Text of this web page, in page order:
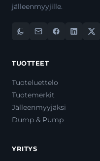
jälleenmyyjille.
TUOTTEET
Tuoteluettelo
Tuotemerkit
Jälleenmyyjäksi
Dump & Pump
YRITYS